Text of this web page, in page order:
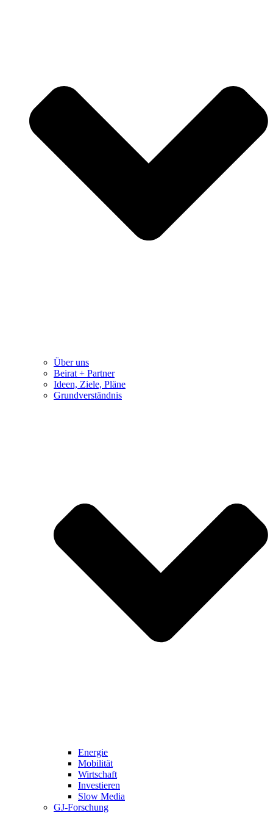
Über uns
Beirat + Partner
Ideen, Ziele, Pläne
Grundverständnis
Energie
Mobilität
Wirtschaft
Investieren
Slow Media
GJ-Forschung